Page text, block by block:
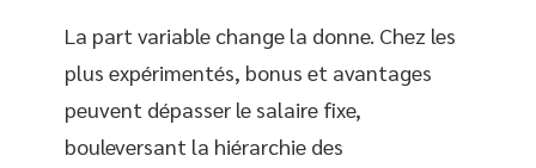
La part variable change la donne. Chez les
plus expérimentés, bonus et avantages
peuvent dépasser le salaire fixe,
bouleversant la hiérarchie des